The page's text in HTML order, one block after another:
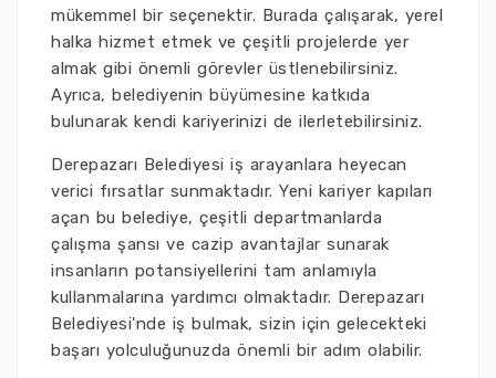
mükemmel bir seçenektir. Burada çalışarak, yerel
halka hizmet etmek ve çeşitli projelerde yer
almak gibi önemli görevler üstlenebilirsiniz.
Ayrıca, belediyenin büyümesine katkıda
bulunarak kendi kariyerinizi de ilerletebilirsiniz.
Derepazarı Belediyesi iş arayanlara heyecan
verici fırsatlar sunmaktadır. Yeni kariyer kapıları
açan bu belediye, çeşitli departmanlarda
çalışma şansı ve cazip avantajlar sunarak
insanların potansiyellerini tam anlamıyla
kullanmalarına yardımcı olmaktadır. Derepazarı
Belediyesi'nde iş bulmak, sizin için gelecekteki
başarı yolculuğunuzda önemli bir adım olabilir.